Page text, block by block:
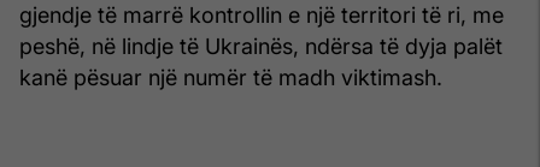
gjendje të marrë kontrollin e një territori të ri, me
peshë, në lindje të Ukrainës, ndërsa të dyja palët
kanë pësuar një numër të madh viktimash.